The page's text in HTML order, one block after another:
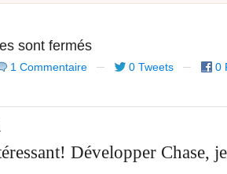
sont fermés
1 Commentaire 0 Tweets 0
Développer Chase,